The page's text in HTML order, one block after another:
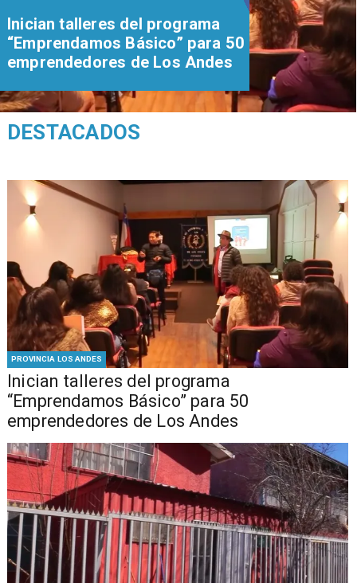
PROVINCIA LOS ANDES
Inician talleres del programa
“Emprendamos Básico” para 50
emprendedores de Los Andes
Inician talleres del programa
“Emprendamos Básico” para 50
emprendedores de Los Andes
DESTACADOS